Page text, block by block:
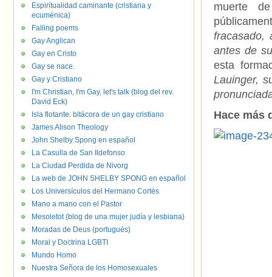
muerte
fracasado,
antes de
esta
Lauinger,
Hace más
Espiritualidad caminante (cristiana y
ecuménica)
Falling poems
Gay Anglican
Gay en Cristo
Gay se nace.
Gay y Cristiano
I'm Christian, I'm Gay, let's talk (blog del rev.
David Eck)
Isla flotante: bitácora de un gay cristiano
James Alison Theology
John Shelby Spong en español
La Casulla de San Ildefonso
La Ciudad Perdida de Nivorg
La web de JOHN SHELBY SPONG en español
Los Universículos del Hermano Cortés
Mano a mano con el Pastor
Mesoletot (blog de una mujer judía y lesbiana)
Moradas de Deus (portugués)
Moral y Doctrina LGBTI
Mundo Homo
Nuestra Señora de los Homosexuales